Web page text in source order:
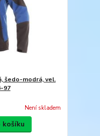
šedo-modrá, vel.
97
Není skladem
košíku